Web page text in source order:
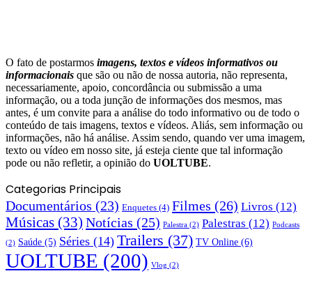
O fato de postarmos imagens, textos e vídeos informativos ou
informacionais que são ou não de nossa autoria, não representa,
necessariamente, apoio, concordância ou submissão a uma
informação, ou a toda junção de informações dos mesmos, mas
antes, é um convite para a análise do todo informativo ou de todo o
conteúdo de tais imagens, textos e vídeos. Aliás, sem informação ou
informações, não há análise. Assim sendo, quando ver uma imagem,
texto ou vídeo em nosso site, já esteja ciente que tal informação
pode ou não refletir, a opinião do UOLTUBE.
Categorias Principais
Documentários (23) Enquetes (4) Filmes (26) Livros (12)
Músicas (33) Notícias (25) Palestra (2) Palestras (12) Podcasts
(2) Saúde (5) Séries (14) Trailers (37) TV Online (6)
UOLTUBE (200) Vlog (2)